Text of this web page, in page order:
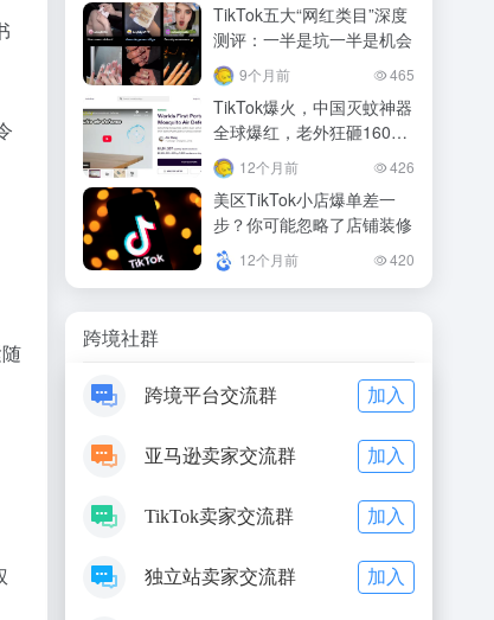
TikTok五大“网红类目”深度
测评：一半是坑一半是机会
9个月前 465
TikTok爆火，中国灭蚊神器
全球爆红，老外狂砸160万
美元疯抢，化学灭蚊要被淘
汰了？
12个月前 426
美区TikTok小店爆单差一
步？你可能忽略了店铺装修
12个月前 420
跨境社群
跨境平台交流群 加入
亚马逊卖家交流群 加入
TikTok卖家交流群 加入
独立站卖家交流群 加入